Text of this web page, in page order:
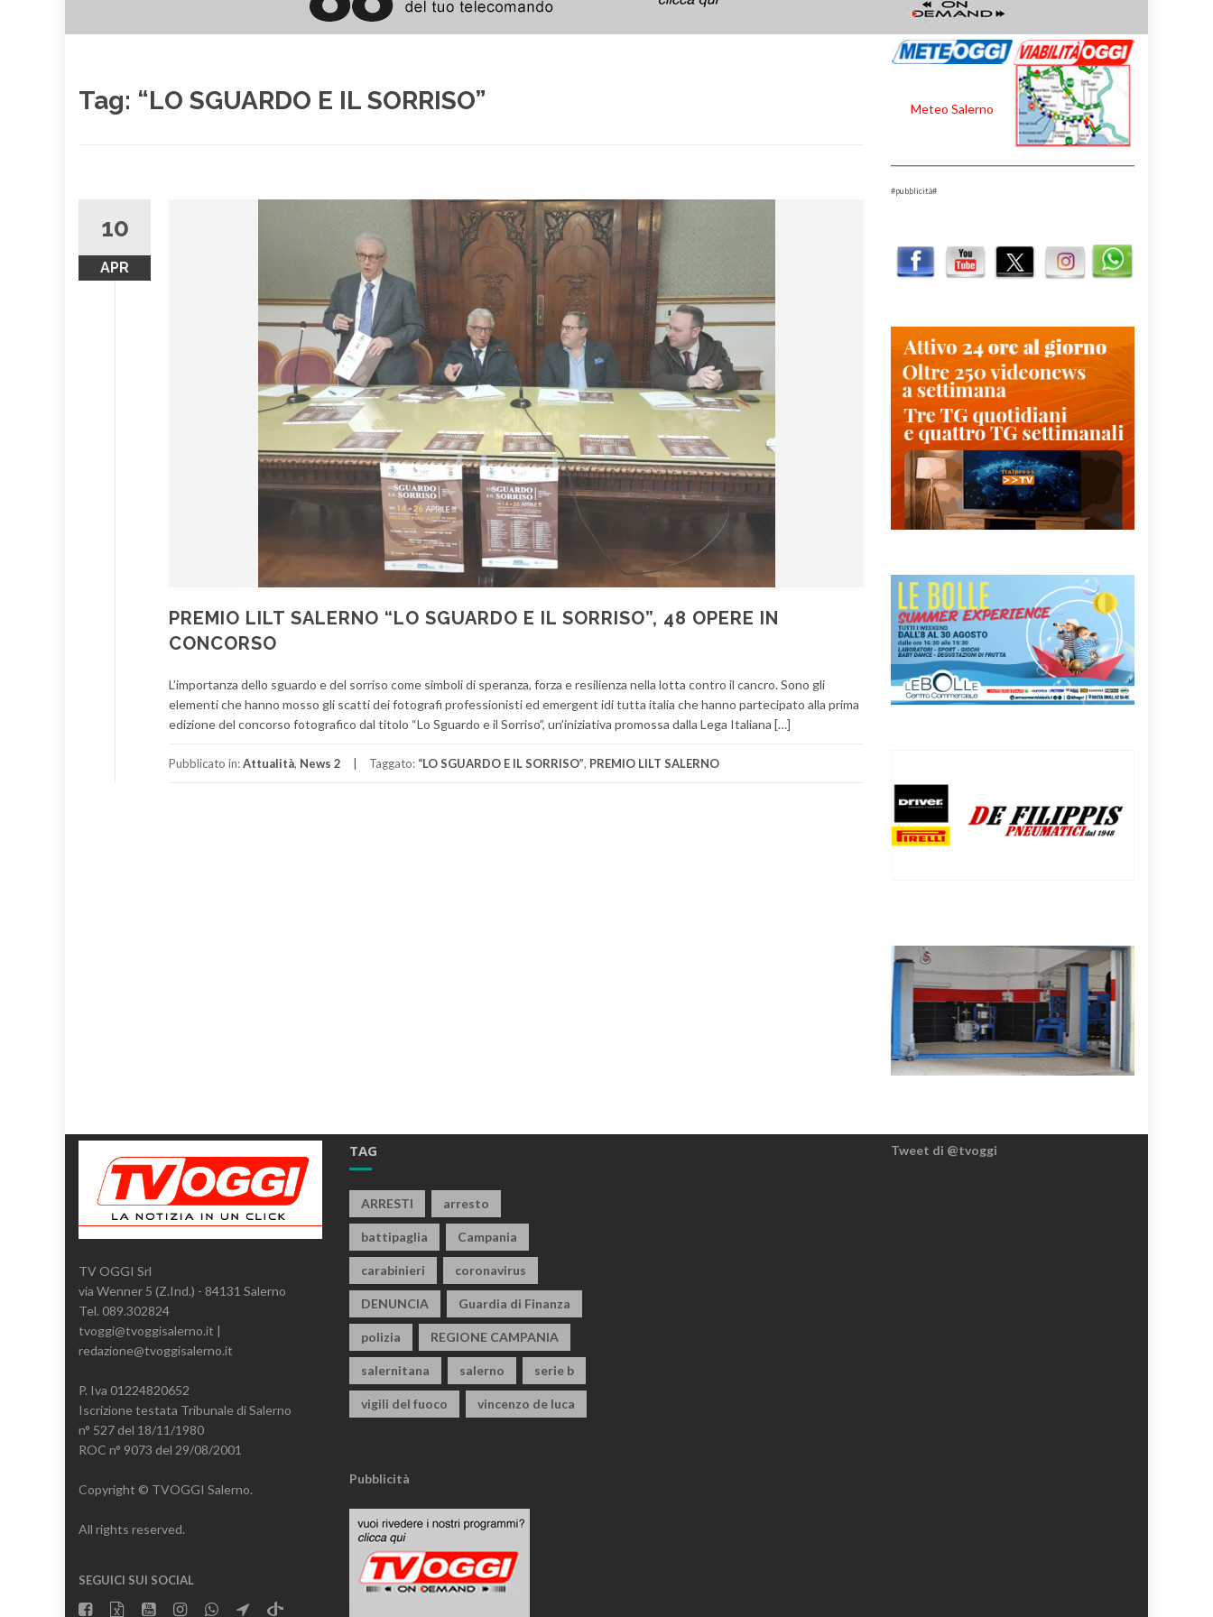
Tag: “LO SGUARDO E IL SORRISO”
10
APR
PREMIO LILT SALERNO “LO SGUARDO E IL SORRISO”, 48 OPERE IN
CONCORSO
L’importanza dello sguardo e del sorriso come simboli di speranza, forza e resilienza nella lotta contro il cancro. Sono gli
elementi che hanno mosso gli scatti dei fotografi professionisti ed emergent idi tutta italia che hanno partecipato alla prima
edizione del concorso fotografico dal titolo “Lo Sguardo e il Sorriso”, un’iniziativa promossa dalla Lega Italiana […]
Pubblicato in:Attualità, News 2 Taggato: “LO SGUARDO E IL SORRISO”, PREMIO LILT SALERNO
Meteo Salerno
#pubblicità#
TV OGGI Srl
via Wenner 5 (Z.Ind.) - 84131 Salerno
Tel. 089.302824
tvoggi@tvoggisalerno.it |
redazione@tvoggisalerno.it
P. Iva 01224820652
Iscrizione testata Tribunale di Salerno
n° 527 del 18/11/1980
ROC n° 9073 del 29/08/2001
Copyright © TVOGGI Salerno.
All rights reserved.
SEGUICI SUI SOCIAL
TAG
ARRESTI arresto
battipaglia Campania
carabinieri coronavirus
DENUNCIA Guardia di Finanza
polizia REGIONE CAMPANIA
salernitana salerno serie b
vigili del fuoco vincenzo de luca
Pubblicità
Tweet di @tvoggi